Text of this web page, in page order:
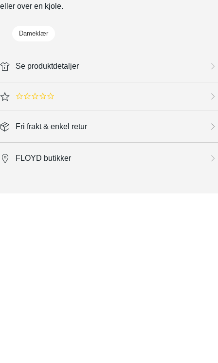
eller over en kjole.
Dameklær
Se produktdetaljer
0.0 star rating
Fri frakt & enkel retur
FLOYD butikker